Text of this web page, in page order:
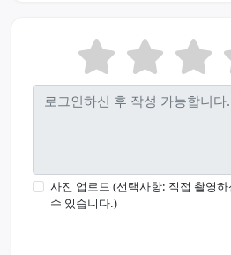
사진 업로드 (선택사항: 직접 촬영
수 있습니다.)